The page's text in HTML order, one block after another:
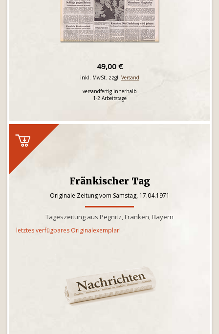
49,00 €
inkl. MwSt. zzgl. Versand
versandfertig innerhalb
1-2 Arbeitstage
Fränkischer Tag
Originale Zeitung vom Samstag, 17.04.1971
Tageszeitung aus Pegnitz, Franken, Bayern
letztes verfügbares Originalexemplar!